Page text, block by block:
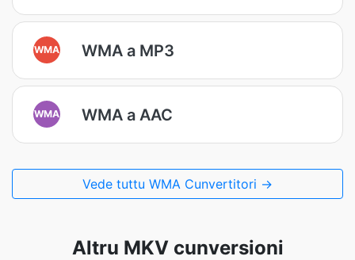
WMA WMA a MP3
WMA WMA a AAC
Vede tuttu WMA Cunvertitori →
Altru MKV cunversioni